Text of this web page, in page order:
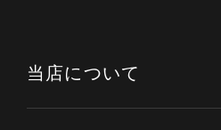
当店について